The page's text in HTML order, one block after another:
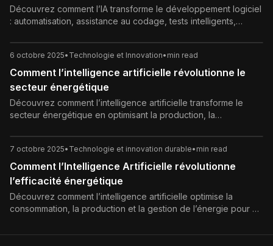
Découvrez comment l’IA transforme le développement logiciel
: automatisation, assistance au codage, tests intelligents,
6 octobre 2025• Technologie et Innovation• min read
Comment l’intelligence artificielle révolutionne le
secteur énergétique
Découvrez comment l’intelligence artificielle transforme le
secteur énergétique en optimisant la production, la
7 octobre 2025• Technologie et innovation durable• min read
Comment l’Intelligence Artificielle révolutionne
l’efficacité énergétique
Découvrez comment l’intelligence artificielle optimise la
consommation, la production et la gestion de l’énergie pour un